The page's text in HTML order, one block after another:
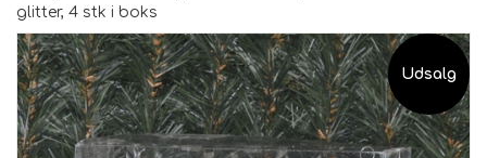
glitter, 4 stk i boks
Udsalg